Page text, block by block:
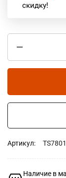
скидку!
Артикул:
Наличие в